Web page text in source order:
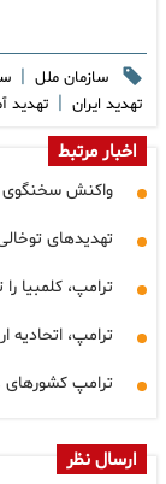
سازمان ملل |
تهدید ایران | تهدید
اخبار مرتبط
واکنش سخنگوی
تهدیدهای
ترامپ، کلمبیا
ترامپ، اتحادیه
ترامپ کشورهای
ارسال نظر